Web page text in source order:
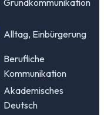
Alltag, Einbürgerung
Berufliche
Kommunikation
Akademisches
Deutsch